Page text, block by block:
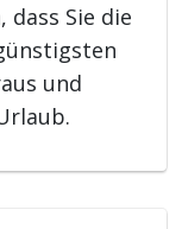
dass Sie die
und